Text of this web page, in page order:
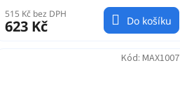
515 Kč bez DPH
623 Kč Do košíku
Kód: MAX1007